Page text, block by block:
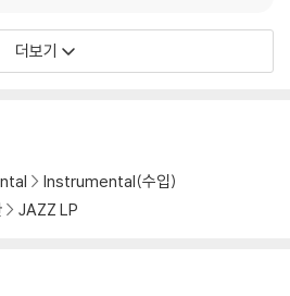
[LP]
더보기
Instrumental(수입)
JAZZ LP